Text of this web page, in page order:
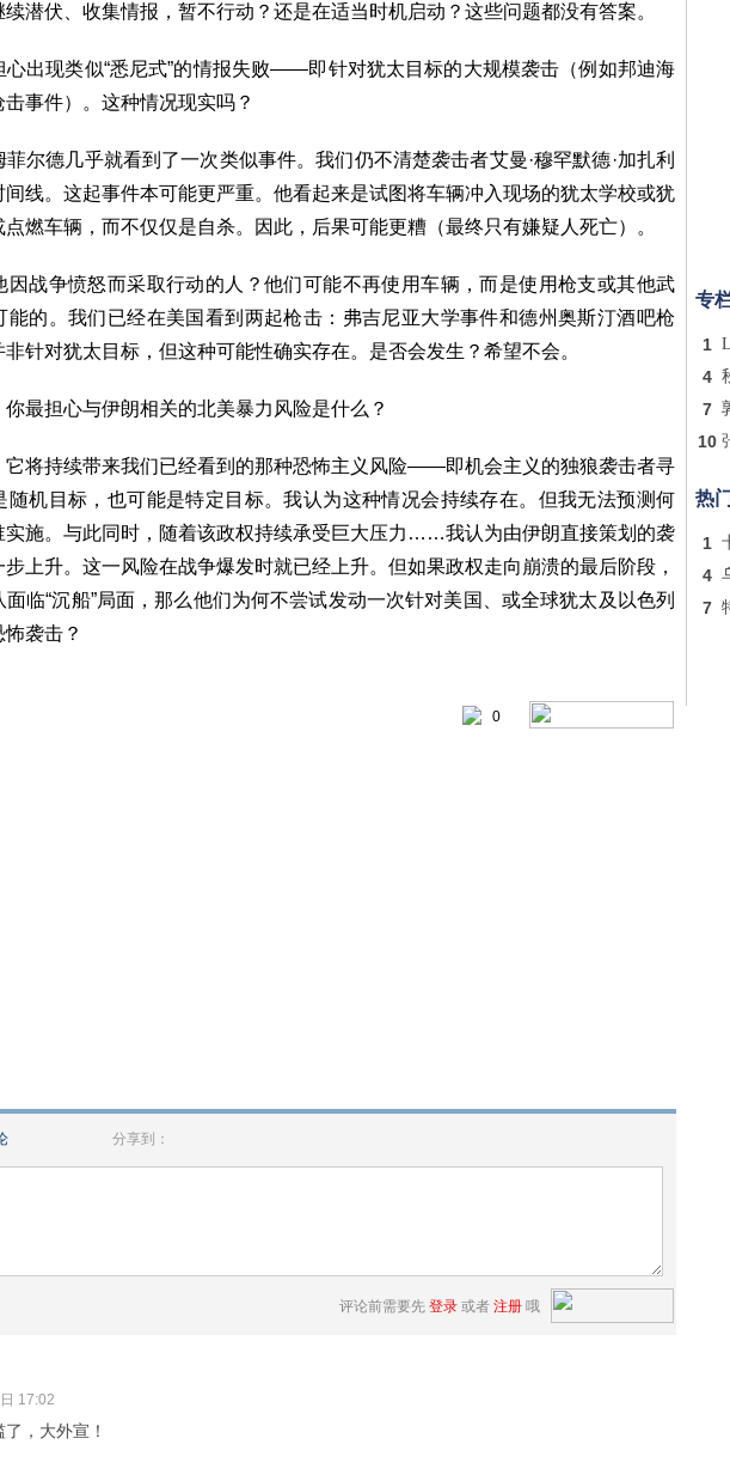
潜伏、收集情报，暂不行动？还是在适当时机启动？这些问题都没有答案。
心出现类似“悉尼式”的情报失败——即针对犹太目标的大规模袭击（例如邦迪海
事件）。这种情况现实吗？
尔德几乎就看到了一次类似事件。我们仍不清楚袭击者艾曼·穆罕默德·加扎利
间线。这起事件本可能更严重。他看起来是试图将车辆冲入现场的犹太学校或犹
燃车辆，而不仅仅是自杀。因此，后果可能更糟（最终只有嫌疑人死亡）。
因战争愤怒而采取行动的人？他们可能不再使用车辆，而是使用枪支或其他武
能的。我们已经在美国看到两起枪击：弗吉尼亚大学事件和德州奥斯汀酒吧枪
针对犹太目标，但这种可能性确实存在。是否会发生？希望不会。
最担心与伊朗相关的北美暴力风险是什么？
它将持续带来我们已经看到的那种恐怖主义风险——即机会主义的独狼袭击者寻
随机目标，也可能是特定目标。我认为这种情况会持续存在。但我无法预测何
实施。与此同时，随着该政权持续承受巨大压力……我认为由伊朗直接策划的袭
上升。这一风险在战争爆发时就已经上升。但如果政权走向崩溃的最后阶段，
临“沉船”局面，那么他们为何不尝试发动一次针对美国、或全球犹太及以色列
袭击？
0
分享到：
评论前需要先 登录 或者 注册 哦
17:02
，大外宣！
专
1
4
7
10
热
1
4
7